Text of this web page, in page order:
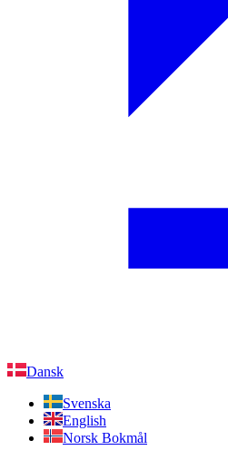
Dansk
Svenska
English
Norsk Bokmål